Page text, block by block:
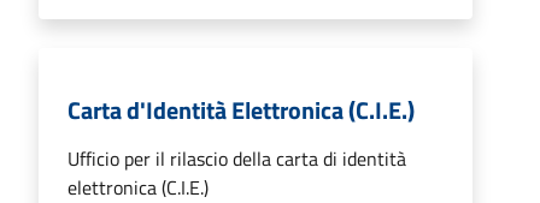
Carta d'Identità Elettronica (C.I.E.)
Ufficio per il rilascio della carta di identità
elettronica (C.I.E.)